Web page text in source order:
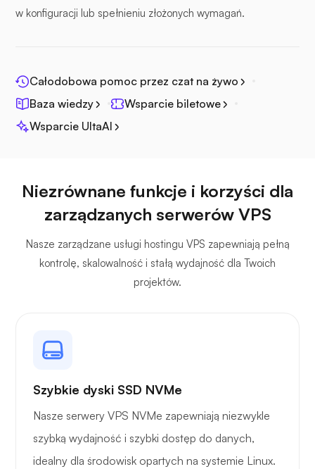
w konfiguracji lub spełnieniu złożonych wymagań.
Całodobowa pomoc przez czat na żywo
Baza wiedzy
Wsparcie biletowe
Wsparcie UltaAI
Niezrównane funkcje i korzyści dla
zarządzanych serwerów VPS
Nasze zarządzane usługi hostingu VPS zapewniają pełną
kontrolę, skalowalność i stałą wydajność dla Twoich
projektów.
Szybkie dyski SSD NVMe
Nasze serwery VPS NVMe zapewniają niezwykle
szybką wydajność i szybki dostęp do danych,
idealny dla środowisk opartych na systemie Linux.